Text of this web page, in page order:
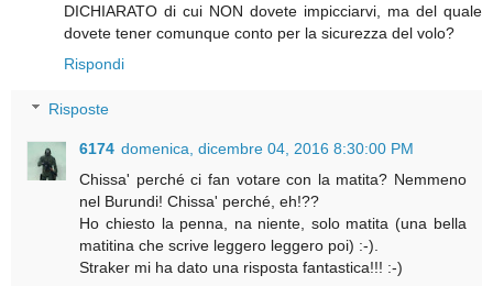
DICHIARATO di cui NON dovete impicciarvi, ma del quale
dovete tener comunque conto per la sicurezza del volo?
Rispondi
Risposte
6174 domenica, dicembre 04, 2016 8:30:00 PM
Chissa' perché ci fan votare con la matita? Nemmeno
nel Burundi! Chissa' perché, eh!??
Ho chiesto la penna, na niente, solo matita (una bella
matitina che scrive leggero leggero poi) :-).
Straker mi ha dato una risposta fantastica!!! :-)